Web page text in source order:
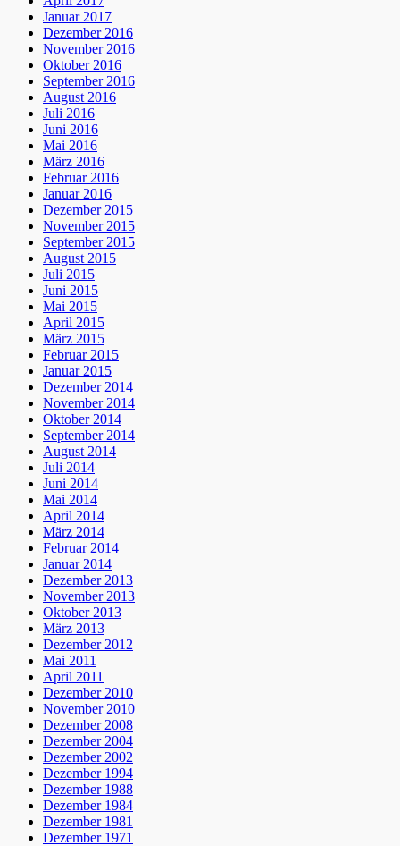
Januar 2017
Dezember 2016
November 2016
Oktober 2016
September 2016
August 2016
Juli 2016
Juni 2016
Mai 2016
März 2016
Februar 2016
Januar 2016
Dezember 2015
November 2015
September 2015
August 2015
Juli 2015
Juni 2015
Mai 2015
April 2015
März 2015
Februar 2015
Januar 2015
Dezember 2014
November 2014
Oktober 2014
September 2014
August 2014
Juli 2014
Juni 2014
Mai 2014
April 2014
März 2014
Februar 2014
Januar 2014
Dezember 2013
November 2013
Oktober 2013
März 2013
Dezember 2012
Mai 2011
April 2011
Dezember 2010
November 2010
Dezember 2008
Dezember 2004
Dezember 2002
Dezember 1994
Dezember 1988
Dezember 1984
Dezember 1981
Dezember 1971